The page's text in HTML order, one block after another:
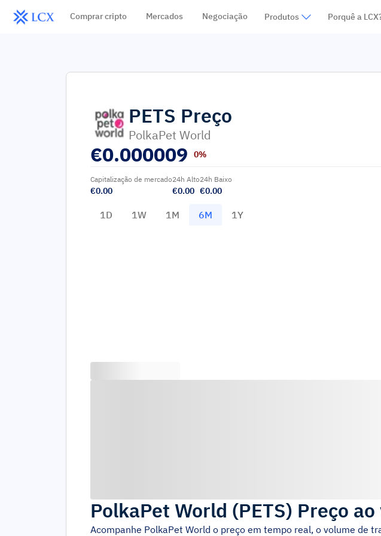
Comprar cripto Mercados Negociação Produtos Porquê a
PETS Preço
PolkaPet World
€0.000009 0%
Capitalização de mercado
€0.00
24h Alto
€0.00
24h Baixo
€0.00
1D 1W 1M 6M 1Y
PolkaPet World (PETS) Preço
Acompanhe PolkaPet World o preço em tempo real, o volume de